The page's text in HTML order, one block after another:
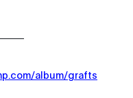
album/grafts